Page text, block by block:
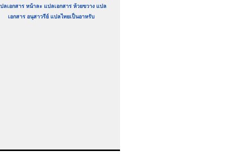
ลเอกสาร หน้าละ แปลเอกสาร ห้วยขวาง แปล
เอกสาร อนุสาวรีย์ แปลไทยเป็นอาหรับ